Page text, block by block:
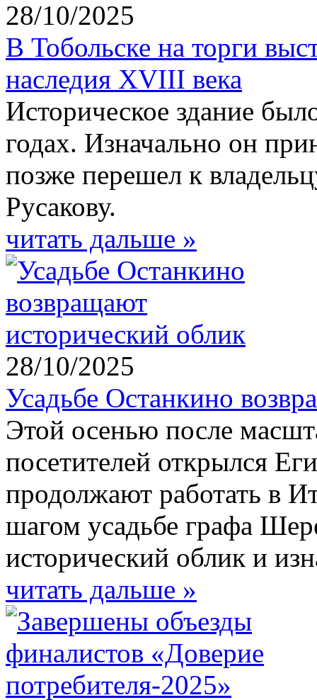
28/10/2025
В Тобольске на торги
наследия XVIII века
Историческое здание
годах. Изначально он
позже перешел к
Русакову.
читать дальше »
28/10/2025
Усадьбе Останкино
Этой осенью после
посетителей открылся
продолжают работать в
шагом усадьбе графа
исторический облик и
читать дальше »